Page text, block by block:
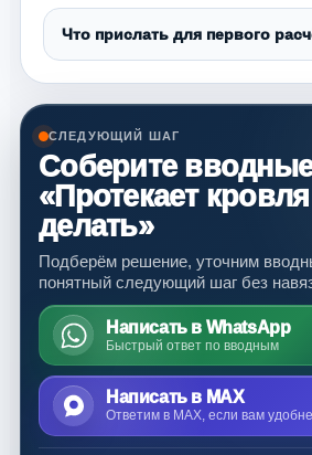
Что прислать для первого
СЛЕДУЮЩИЙ ШАГ
Соберите
«Протекает
делать»
Подберём решение, уточним
понятный следующий шаг без
Написать в WhatsApp
Быстрый ответ по вводным
Написать в MAX
Ответим в MAX, если вам